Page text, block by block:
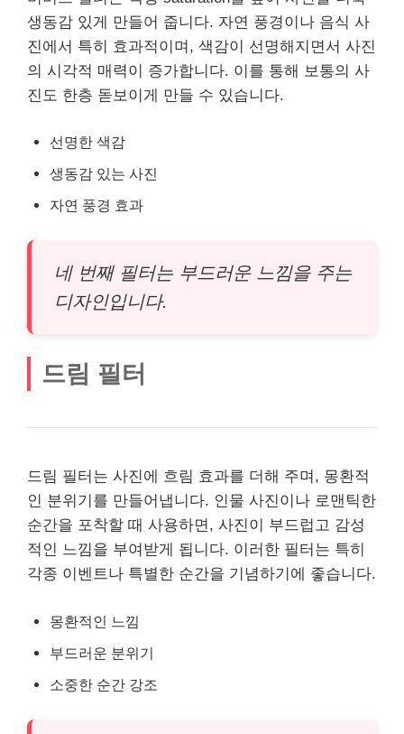
생동감 있게 만들어 줍니다. 자연 풍경이나 음식 사
진에서 특히 효과적이며, 색감이 선명해지면서 사진
의 시각적 매력이 증가합니다. 이를 통해 보통의 사
진도 한층 돋보이게 만들 수 있습니다.
선명한 색감
생동감 있는 사진
자연 풍경 효과
네 번째 필터는 부드러운 느낌을 주는
디자인입니다.
드림 필터
드림 필터는 사진에 흐림 효과를 더해 주며, 몽환적
인 분위기를 만들어냅니다. 인물 사진이나 로맨틱한
순간을 포착할 때 사용하면, 사진이 부드럽고 감성
적인 느낌을 부여받게 됩니다. 이러한 필터는 특히
각종 이벤트나 특별한 순간을 기념하기에 좋습니다.
몽환적인 느낌
부드러운 분위기
소중한 순간 강조